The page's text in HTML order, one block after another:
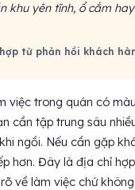
khu yên tĩnh, ổ cắm hay
từ phản hồi khách
việc trong quán có
cần tập trung sâu
ngồi. Nếu cần gặp
hơn. Đây là địa chỉ
về làm việc chứ